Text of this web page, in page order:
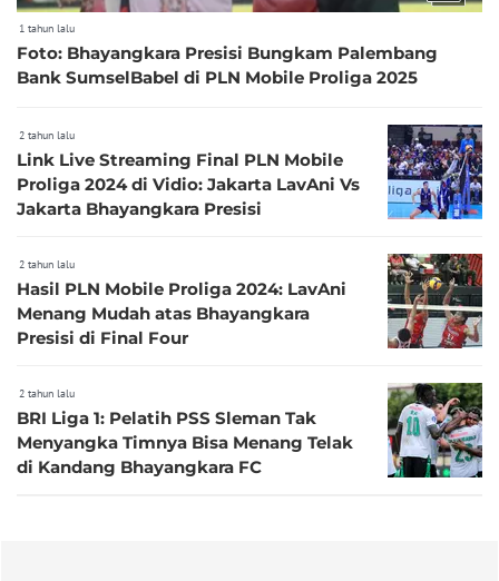
1 tahun lalu
Foto: Bhayangkara Presisi Bungkam Palembang
Bank SumselBabel di PLN Mobile Proliga 2025
2 tahun lalu
Link Live Streaming Final PLN Mobile
Proliga 2024 di Vidio: Jakarta LavAni Vs
Jakarta Bhayangkara Presisi
2 tahun lalu
Hasil PLN Mobile Proliga 2024: LavAni
Menang Mudah atas Bhayangkara
Presisi di Final Four
2 tahun lalu
BRI Liga 1: Pelatih PSS Sleman Tak
Menyangka Timnya Bisa Menang Telak
di Kandang Bhayangkara FC